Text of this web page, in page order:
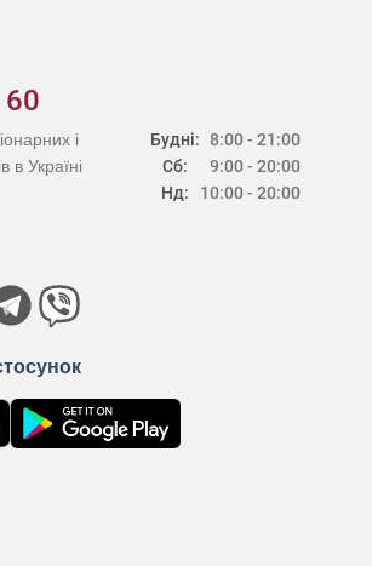
Будні:
Сб:
Нд:
8:00 - 21:00
9:00 - 20:00
10:00 - 20:00
і
в Україні